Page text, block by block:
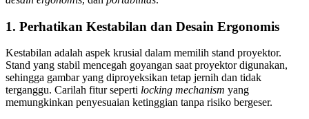
1. Perhatikan Kestabilan dan Desain Ergonomis
Kestabilan adalah aspek krusial dalam memilih stand proyektor.
Stand yang stabil mencegah goyangan saat proyektor digunakan,
sehingga gambar yang diproyeksikan tetap jernih dan tidak
terganggu. Carilah fitur seperti locking mechanism yang
memungkinkan penyesuaian ketinggian tanpa risiko bergeser.